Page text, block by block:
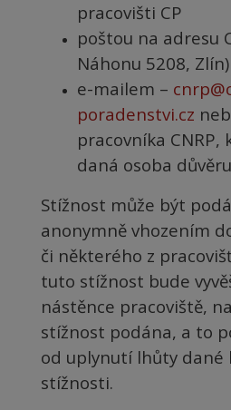
pracovišti CP
poštou na adresu
Náhonu 5208, Zlín)
e-mailem –
poradenstvi.cz
pracovníka
daná osoba důvěru
Stížnost může být
anonymně vhozením
či některého z
tuto stížnost bude
nástěnce pracoviště,
stížnost podána, a to
od uplynutí lhůty dané
stížnosti.